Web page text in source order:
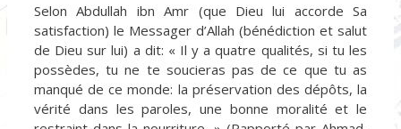
Selon Abdullah ibn Amr (que Dieu lui accorde Sa
satisfaction) le Messager d’Allah (bénédiction et salut
de Dieu sur lui) a dit: « Il y a quatre qualités, si tu les
possèdes, tu ne te soucieras pas de ce que tu as
manqué de ce monde: la préservation des dépôts, la
vérité dans les paroles, une bonne moralité et le